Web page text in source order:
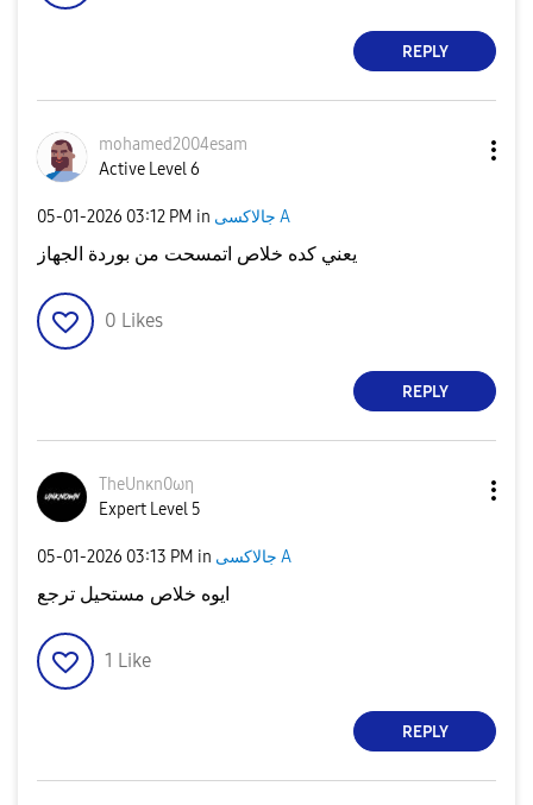
REPLY
mohamed2004esam
Active Level 6
‎05-01-2026 03:12 PM in جالاكسى A
يعني كده خلاص اتمسحت من بوردة الجهاز
0 Likes
REPLY
TheUnκn0ωη
Expert Level 5
‎05-01-2026 03:13 PM in جالاكسى A
ايوه خلاص مستحيل ترجع
1 Like
REPLY